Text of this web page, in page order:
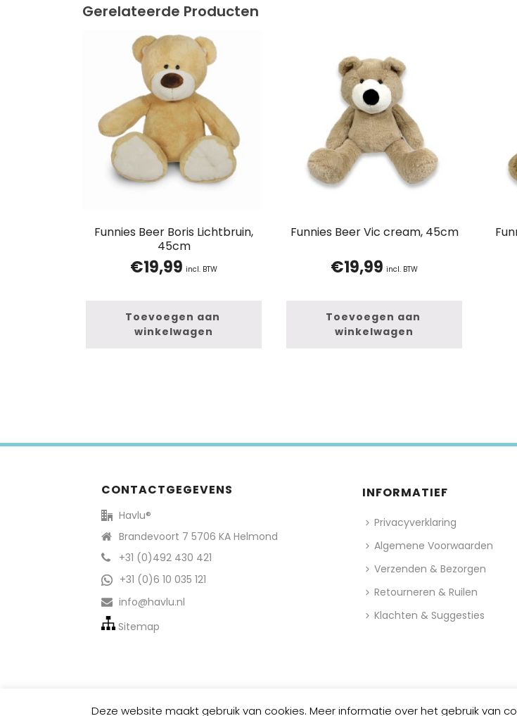
Gerelateerde Producten
Funnies Beer Boris Lichtbruin,
45cm
€19,99 incl. BTW
Toevoegen aan
winkelwagen
Funnies Beer Vic cream, 45cm
€19,99 incl. BTW
Toevoegen aan
winkelwagen
CONTACTGEGEVENS
Havlu®
Brandevoort 7 5706 KA Helmond
+31 (0)492 430 421
+31 (0)6 10 035 121
info@havlu.nl
Sitemap
INFORMATIEF
Privacyverklaring
Algemene Voorwaarden
Verzenden & Bezorgen
Retourneren & Ruilen
Klachten & Suggesties
© 2022 Havlu® | All rights reserved.
Deze website maakt gebruik van cookies. Meer informatie over het gebruik van